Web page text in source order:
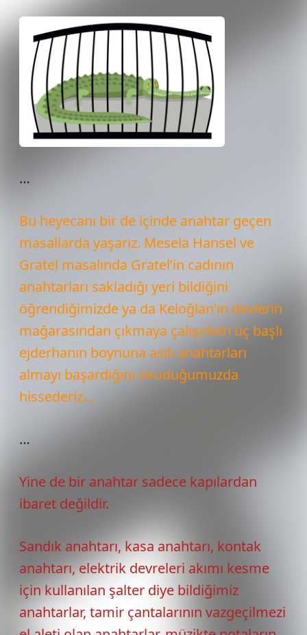
…
Bu heyecanı bir de içinde anahtar geçen
masallarda yaşarız. Mesela Hansel ve
Gratel masalında Gratel’in cadının
anahtarları sakladığı yeri bildiğini
öğrendiğimizde ya da Keloğlan’ın devlerin
mağarasından çıkmaya çalışırken üç başlı
ejderhanın boynuna asılı anahtarları
almayı başardığını okuduğumuzda
hissederiz…
…
Yine de bir anahtar sadece kapılardan
ibaret değildir.
Sandık anahtarı, kasa anahtarı, kontak
anahtarı, elektrik devreleri akımı kesme
için kullanılan şalter diye bildiğimiz
anahtarlar, tamir çantalarının vazgeçilmezi